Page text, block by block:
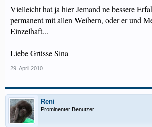
Vielleicht hat ja hier Jemand ne bessere
permanent mit allen Weibern, oder er und
Einzelhaft...
Liebe Grüsse Sina
29. April 2010
Reni
Prominenter Benutzer